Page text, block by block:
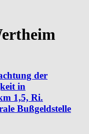
der
in
1,5, Ri.
Bußgeldstelle